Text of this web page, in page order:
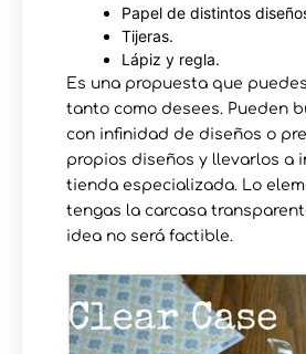
Papel de distintos
Tijeras.
Lápiz y regla.
Es una propuesta que
tanto como desees. Pueden
con infinidad de diseños o
propios diseños y llevarlos a
tienda especializada. Lo
tengas la carcasa
idea no será factible.